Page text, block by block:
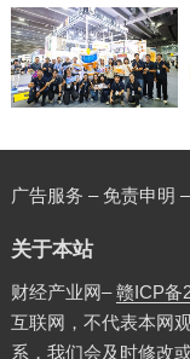
广告服务 – 免责申明
关于本站
财经产业网–赣ICP备
互联网，不代表本网
系，我们会及时修改或